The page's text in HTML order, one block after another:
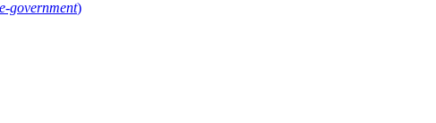
e-government)